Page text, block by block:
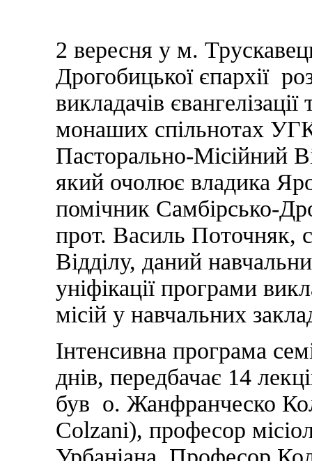
2 вересня у м.
Дрогобицької єпархії
викладачів євангелізації
монаших спільнотах
Пасторально-Місійний
який очолює владика
помічник Самбірсько-
прот. Василь Поточняк,
Відділу, даний
уніфікації програми
місій у навчальних
Інтенсивна програма
днів, передбачає 14
був о. Жанфранческо
Colzani), професор